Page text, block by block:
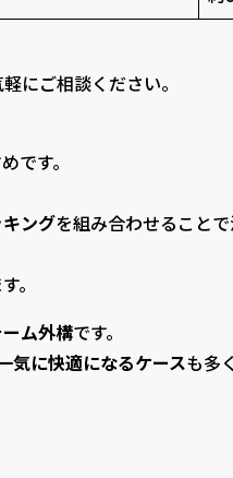
にご相談ください。
です。
ングを組み合わせることで
。
ム外構です。
気に快適になるケースも多